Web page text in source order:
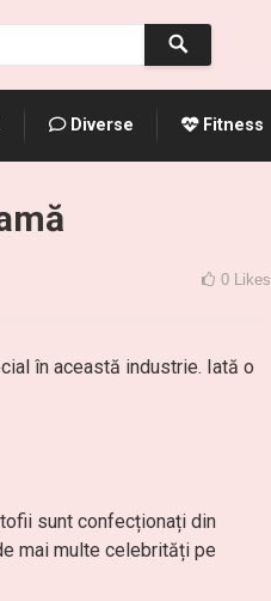
Diverse Fitness
0 Likes
în această industrie. Iată o
sunt confecționați din
mai multe celebrități pe